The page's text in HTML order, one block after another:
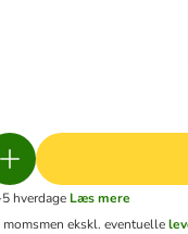
hverdage Læs mere
men ekskl. eventuelle